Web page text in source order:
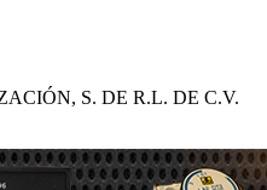
S. DE R.L. DE C.V.